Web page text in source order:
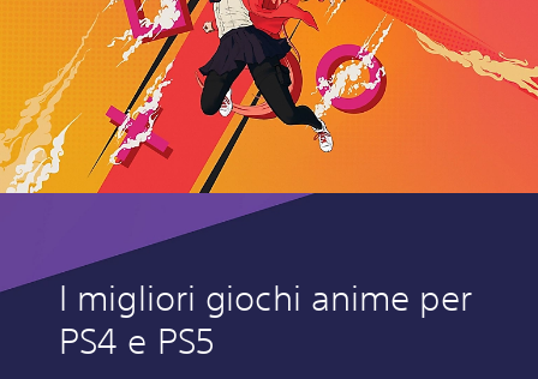
I migliori giochi anime per
PS4 e PS5